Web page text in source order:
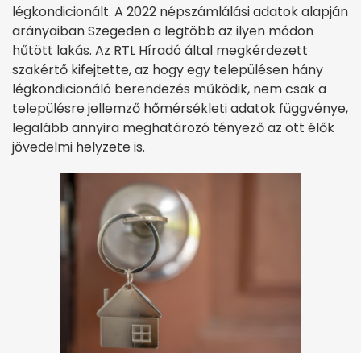
légkondicionált. A 2022 népszámlálási adatok alapján
arányaiban Szegeden a legtöbb az ilyen módon
hűtött lakás. Az RTL Híradó által megkérdezett
szakértő kifejtette, az hogy egy településen hány
légkondicionáló berendezés működik, nem csak a
településre jellemző hőmérsékleti adatok függvénye,
legalább annyira meghatározó tényező az ott élők
jövedelmi helyzete is.